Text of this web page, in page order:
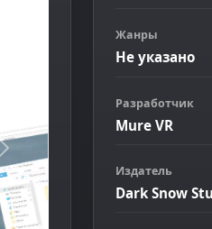
Следующее изображение
Жанры
Не указано
Разработчик
Mure VR
Издатель
Dark Snow